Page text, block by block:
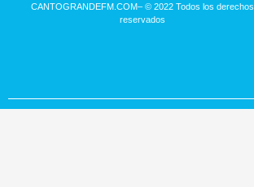
CANTOGRANDEFM.COM– © 2022 Todos los derechos
reservados